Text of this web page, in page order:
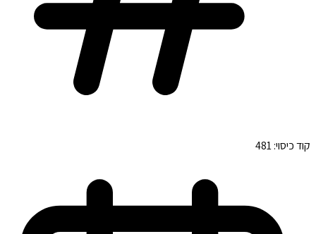
קוד כיסוי:481